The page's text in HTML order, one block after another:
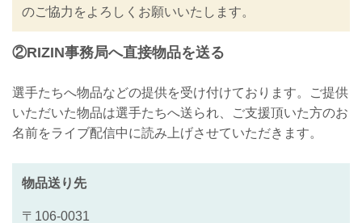
のご協力をよろしくお願いいたします。
②RIZIN事務局へ直接物品を送る
選手たちへ物品などの提供を受け付けております。ご提供
いただいた物品は選手たちへ送られ、ご支援頂いた方のお
名前をライブ配信中に読み上げさせていただきます。
物品送り先
〒106-0031